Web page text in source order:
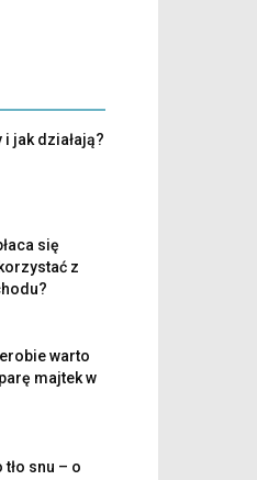
jak działają?
się
z
warto
majtek w
tło snu – o